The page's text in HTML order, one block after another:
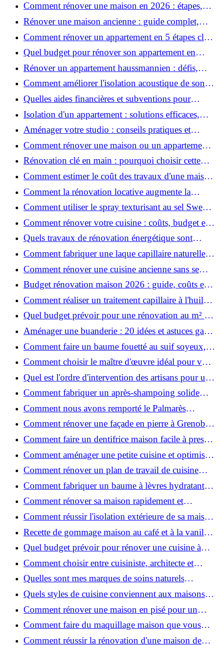
Comment rénover une maison en 2026 : étapes,
coûts et conseils ?
Rénover une maison ancienne : guide complet,
étapes, budget et astuces
Comment rénover un appartement en 5 étapes clés
?
Quel budget pour rénover son appartement en
2026 ?
Rénover un appartement haussmannien : défis,
conseils pratiques et estimation des prix
Comment améliorer l'isolation acoustique de son
appartement ?
Quelles aides financières et subventions pour
rénover votre appartement en 2026 ?
Isolation d'un appartement : solutions efficaces,
prix et conseils
Aménager votre studio : conseils pratiques et
erreurs à éviter
Comment rénover une maison ou un appartement
avec 50 000 € : budget, étapes et astuces ?
Rénovation clé en main : pourquoi choisir cette
solution et à quoi faire attention ?
Comment estimer le coût des travaux d'une maison
?
Comment la rénovation locative augmente la
rentabilité de votre parc immobilier ?
Comment utiliser le spray texturisant au sel Sweet
Salt pour des cheveux effet plage ?
Comment rénover votre cuisine : coûts, budget et
astuces bois ?
Quels travaux de rénovation énergétique sont
éligibles à MaPrimeRénov' ?
Comment fabriquer une laque capillaire naturelle
maison ?
Comment rénover une cuisine ancienne sans se
ruiner ?
Budget rénovation maison 2026 : guide, coûts et
astuces
Comment réaliser un traitement capillaire à l'huile
maison efficace ?
Quel budget prévoir pour une rénovation au m² en
2026 ?
Aménager une buanderie : 20 idées et astuces gain
de place pour un espace fonctionnel et stylé
Comment faire un baume fouetté au suif soyeux,
fait maison ?
Comment choisir le maître d'œuvre idéal pour vos
travaux de rénovation ?
Quel est l'ordre d'intervention des artisans pour une
rénovation ?
Comment fabriquer un après-shampoing solide
naturel pour cheveux ?
Comment nous avons remporté le Palmarès
(Ré)HABITER 2025 : les coulisses du projet primé
?
Comment rénover une façade en pierre à Grenoble
: techniques, coûts et conseils
Comment faire un dentifrice maison facile à presser
?
Comment aménager une petite cuisine et optimiser
chaque centimètre carré ?
Comment rénover un plan de travail de cuisine
facilement : guide étape par étape
Comment fabriquer un baume à lèvres hydratant et
naturel au suif ?
Comment rénover sa maison rapidement et
efficacement ?
Comment réussir l'isolation extérieure de sa maison
pour une rénovation performante et durable ?
Recette de gommage maison au café et à la vanille
pour une peau douce
Quel budget prévoir pour rénover une cuisine à
Voiron en 2026 : coûts et aides locales ?
Comment choisir entre cuisiniste, architecte et
contractant général à Voiron ?
Quelles sont mes marques de soins naturels
préférées ?
Quels styles de cuisine conviennent aux maisons et
appartements du Voironnais ?
Comment rénover une maison en pisé pour un
habitat sain et performant ?
Comment faire du maquillage maison que vous
utiliserez vraiment ?
Comment réussir la rénovation d'une maison de